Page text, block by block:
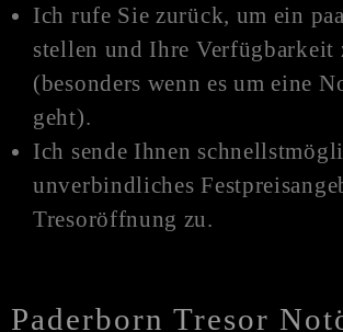
Ich rufe Sie zurück, um ein
stellen und Ihre Verfügbarkeit
(besonders wenn es um eine N
geht).
Ich sende Ihnen
unverbindliches
Tresoröffnung zu.
Paderborn Tresor